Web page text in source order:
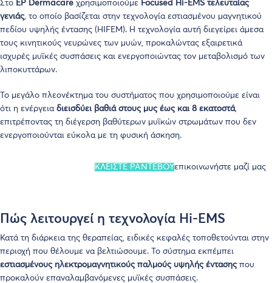
Στο EP Dermacare χρησιμοποιούμε Focused Hi-EMS τελευταίας
γενιάς, το οποίο βασίζεται στην τεχνολογία εστιασμένου μαγνητικού
πεδίου υψηλής έντασης (HIFEM). Η τεχνολογία αυτή διεγείρει άμεσα
τους κινητικούς νευρώνες των μυών, προκαλώντας εξαιρετικά
ισχυρές μυϊκές συσπάσεις και ενεργοποιώντας τον μεταβολισμό των
λιποκυττάρων.
Το μεγάλο πλεονέκτημα του συστήματος που χρησιμοποιούμε είναι
ότι η ενέργεια διεισδύει βαθιά στους μυς έως και 8 εκατοστά,
επιτρέποντας τη διέγερση βαθύτερων μυϊκών στρωμάτων που δεν
ενεργοποιούνται εύκολα με τη φυσική άσκηση.
επικοινωνήστε μαζί μας
ΚΛΕΙΣΤΕ ΡΑΝΤΕΒΟΥ
Πώς λειτουργεί η τεχνολογία Hi-EMS
Κατά τη διάρκεια της θεραπείας, ειδικές κεφαλές τοποθετούνται στην
περιοχή που θέλουμε να βελτιώσουμε. Το σύστημα εκπέμπει
εστιασμένους ηλεκτρομαγνητικούς παλμούς υψηλής έντασης που
προκαλούν επαναλαμβανόμενες μυϊκές συσπάσεις.